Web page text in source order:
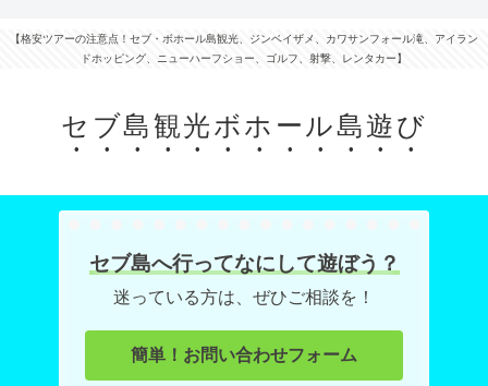
【格安ツアーの注意点！セブ・ボホール島観光、ジンベイザメ、カワサンフォール滝、アイラン
ドホッピング、ニューハーフショー、ゴルフ、射撃、レンタカー】
セブ島観光ボホール島遊び
セブ島へ行ってなにして遊ぼう？
迷っている方は、ぜひご相談を！
簡単！お問い合わせフォーム